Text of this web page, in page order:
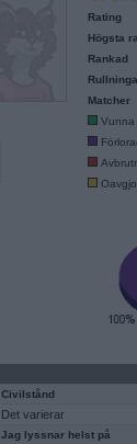
Rating
Högsta
Rankad
Matcher
Vunna
Civilstånd
Det varierar
Jag lyssnar helst på